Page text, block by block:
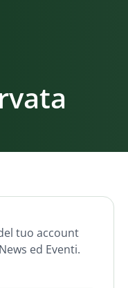
tuo account
ed Eventi.